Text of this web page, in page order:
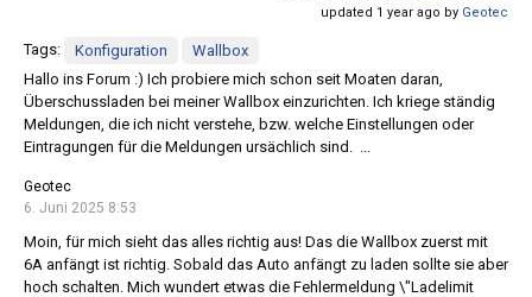
updated 1 year ago by Geotec
Tags: Konfiguration
Wallbox
Hallo ins Forum :) Ich probiere mich schon seit Moaten daran,
Überschussladen bei meiner Wallbox einzurichten. Ich kriege ständig
Meldungen, die ich nicht verstehe, bzw. welche Einstellungen oder
Eintragungen für die Meldungen ursächlich sind. ...
Geotec
6. Juni 2025 8:53
Moin, für mich sieht das alles richtig aus! Das die Wallbox zuerst mit
6A anfängt ist richtig. Sobald das Auto anfängt zu laden sollte sie aber
hoch schalten. Mich wundert etwas die Fehlermeldung \"Ladelimit